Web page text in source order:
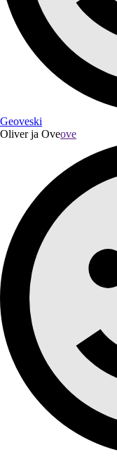
Geoveski
Oliver ja Oveove